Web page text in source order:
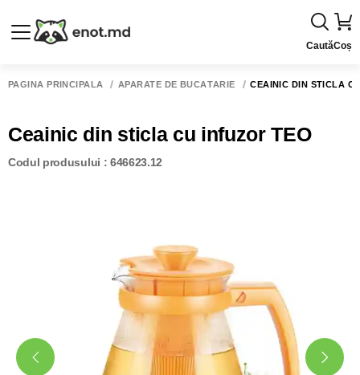
CautăCoș
PAGINA PRINCIPALĂ APARATE DE BUCĂTĂRIE CEAINIC DIN STICLA
Ceainic din sticla cu infuzor TEO
Codul produsului : 646623.12